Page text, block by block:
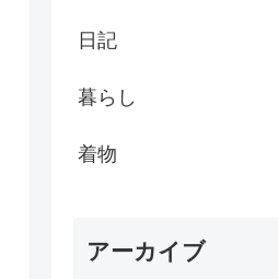
日記
暮らし
着物
アーカイブ